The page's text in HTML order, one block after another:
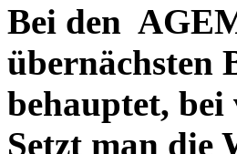
Bei den
übernächsten
behauptet,
Setzt man die